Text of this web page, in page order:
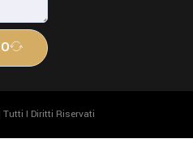
I Diritti Riservati